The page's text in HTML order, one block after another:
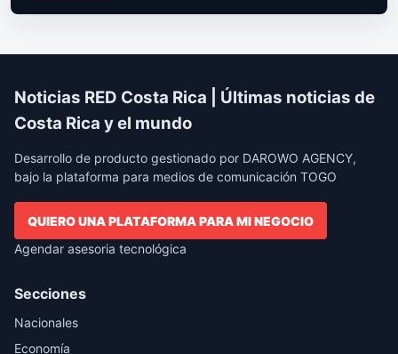
Noticias RED Costa Rica | Últimas noticias de
Costa Rica y el mundo
Desarrollo de producto gestionado por DAROWO AGENCY,
bajo la plataforma para medios de comunicación TOGO
QUIERO UNA PLATAFORMA PARA MI NEGOCIO
Agendar asesoria tecnológica
Secciones
Nacionales
Economía